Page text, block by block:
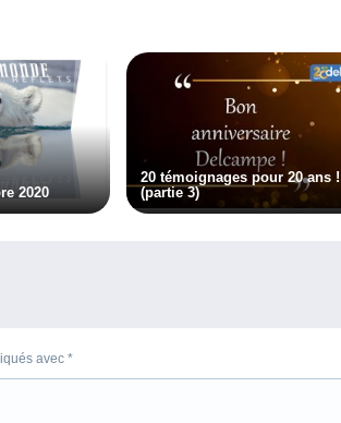
2020
20 témoignages pour 20 ans !
(partie 3)
avec *